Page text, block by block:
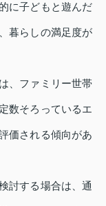
に子どもと遊んだ
暮らしの満足度が
、ファミリー世帯
数そろっているエ
価される傾向があ
討する場合は、通